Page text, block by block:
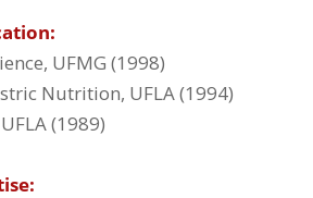
UFMG (1998)
Nutrition, UFLA (1994)
(1989)